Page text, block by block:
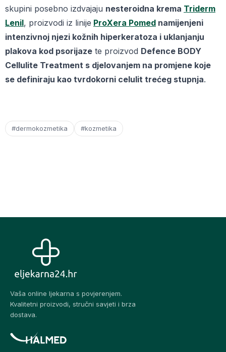
skupini posebno izdvajaju nesteroidna krema Triderm
Lenil, proizvodi iz linije ProXera Pomed namijenjeni
intenzivnoj njezi kožnih hiperkeratoza i uklanjanju
plakova kod psorijaze te proizvod Defence BODY
Cellulite Treatment s djelovanjem na promjene koje
se definiraju kao tvrdokorni celulit trećeg stupnja.
#dermokozmetika #kozmetika
Vaša online ljekarna s povjerenjem.
Kvalitetni proizvodi, stručni savjeti i brza
dostava.